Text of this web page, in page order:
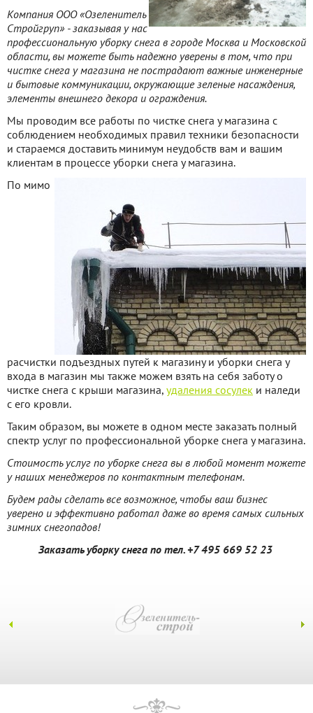
Компания ООО «Озеленитель
Стройгруп» - заказывая у нас
профессиональную уборку снега в городе Москва и Московской
области, вы можете быть надежно уверены в том, что при
чистке снега у магазина не пострадают важные инженерные
и бытовые коммуникации, окружающие зеленые насаждения,
элементы внешнего декора и ограждения.
Мы проводим все работы по чистке снега у магазина с
соблюдением необходимых правил техники безопасности
и стараемся доставить минимум неудобств вам и вашим
клиентам в процессе уборки снега у магазина.
По мимо
расчистки подъездных путей к магазину и уборки снега у
входа в магазин мы также можем взять на себя заботу о
чистке снега с крыши магазина, удаления сосулек и наледи
с его кровли.
Таким образом, вы можете в одном месте заказать полный
спектр услуг по профессиональной уборке снега у магазина.
Стоимость услуг по уборке снега вы в любой момент можете
у наших менеджеров по контактным телефонам.
Будем рады сделать все возможное, чтобы ваш бизнес
уверено и эффективно работал даже во время самых сильных
зимних снегопадов!
Заказать уборку снега по тел. +7 495 669 52 23